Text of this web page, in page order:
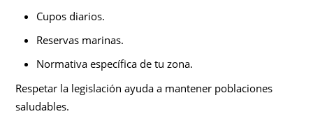
Cupos diarios.
Reservas marinas.
Normativa específica de tu zona.
Respetar la legislación ayuda a mantener poblaciones
saludables.